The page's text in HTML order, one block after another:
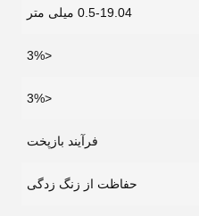
0.5-19.04 میلی متر
<3%
<3%
فرآیند بازپخت
حفاظت از زنگ زدگی